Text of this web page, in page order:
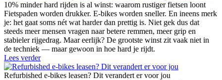
10% minder hard rijden is al winst: waarom rustiger fietsen loont
Fietspaden worden drukker. E-bikes worden sneller. En ineens merk
je: het gaat soms nét wat harder dan prettig is. Niet gek dus dat
steeds meer mensen vragen naar betere remmen, meer grip en
stabieler rijgedrag. Maar eerlijk? De grootste winst zit vaak niet in
de techniek — maar gewoon in hoe hard je rijdt.
Lees verder
Refurbished e-bikes leasen? Dit verandert er voor jou